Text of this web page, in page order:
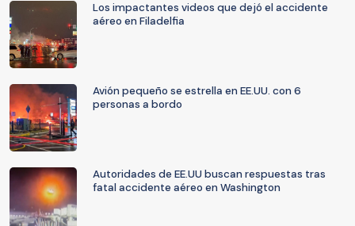
Los impactantes videos que dejó el accidente
aéreo en Filadelfia
Avión pequeño se estrella en EE.UU. con 6
personas a bordo
Autoridades de EE.UU buscan respuestas tras
fatal accidente aéreo en Washington